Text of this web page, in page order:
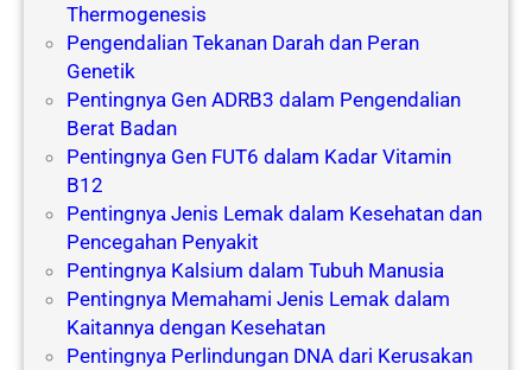
Thermogenesis
Pengendalian Tekanan Darah dan Peran
Genetik
Pentingnya Gen ADRB3 dalam Pengendalian
Berat Badan
Pentingnya Gen FUT6 dalam Kadar Vitamin
B12
Pentingnya Jenis Lemak dalam Kesehatan dan
Pencegahan Penyakit
Pentingnya Kalsium dalam Tubuh Manusia
Pentingnya Memahami Jenis Lemak dalam
Kaitannya dengan Kesehatan
Pentingnya Perlindungan DNA dari Kerusakan